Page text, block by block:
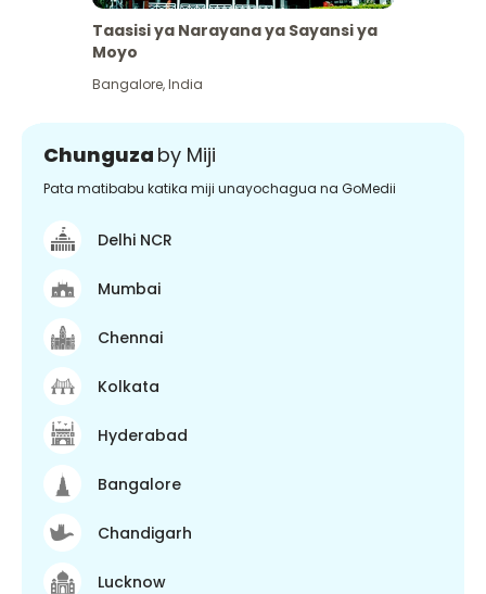
Taasisi ya Narayana ya Sayansi ya
Moyo
Bangalore,India
Chunguza by Miji
Pata matibabu katika miji unayochagua na GoMedii
Delhi NCR
Mumbai
Chennai
Kolkata
Hyderabad
Bangalore
Chandigarh
Lucknow